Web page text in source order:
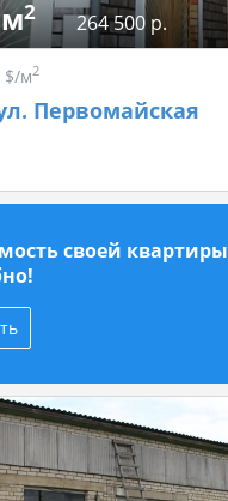
м2 264 500 р.
$/м2
Первомайская
своей квартиры